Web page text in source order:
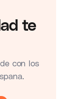
te
con los